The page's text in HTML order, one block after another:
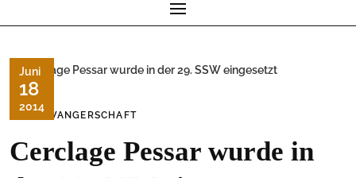
Juni
18
2014
SCHWANGERSCHAFT
Cerclage Pessar wurde in